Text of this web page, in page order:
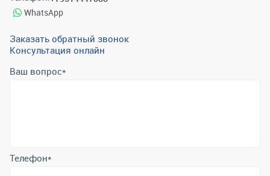
WhatsApp
Заказать обратный звонок
Консультация онлайн
Ваш вопрос*
Отправляя форму вы подтверждаете согласие с